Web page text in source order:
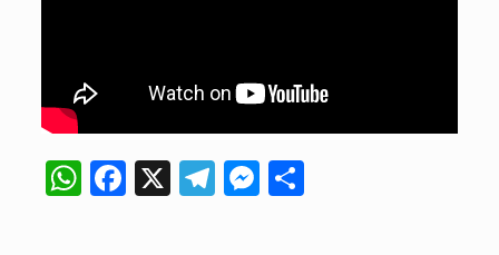
WhatsApp
Facebook
X Telegram
Messenger